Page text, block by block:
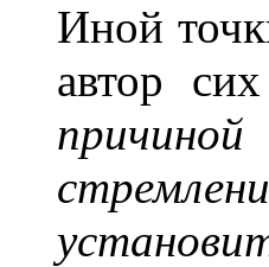
Иной
автор